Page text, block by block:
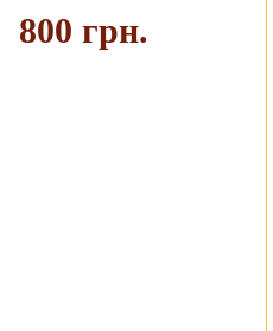
800 грн.